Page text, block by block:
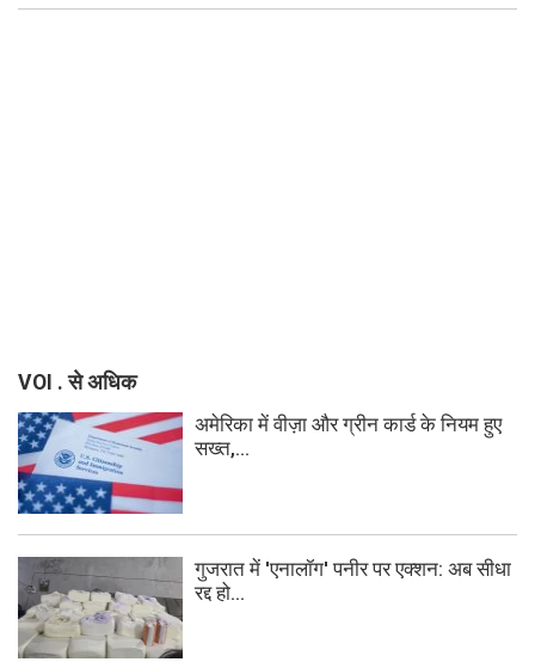
VOI . से अधिक
अमेरिका में वीज़ा और ग्रीन कार्ड के नियम हुए
सख्त,...
गुजरात में 'एनालॉग' पनीर पर एक्शन: अब सीधा
रद्द हो...